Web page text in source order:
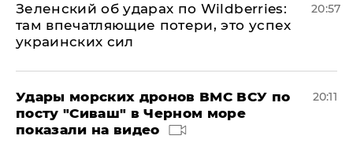
Зеленский об ударах по Wildberries:
там впечатляющие потери, это успех
украинских сил
20:57
Удары морских дронов ВМС ВСУ по
посту "Сиваш" в Черном море
показали на видео
20:11